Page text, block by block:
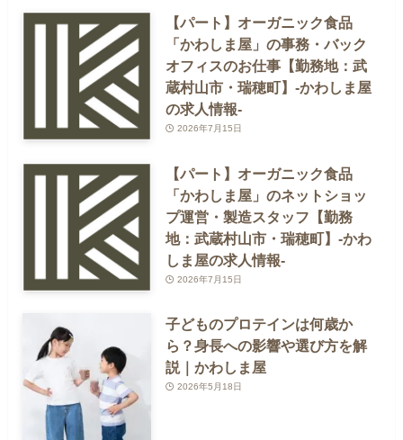
【パート】オーガニック食品
「かわしま屋」の事務・バック
オフィスのお仕事【勤務地：武
蔵村山市・瑞穂町】-かわしま屋
の求人情報-
2026年7月15日
【パート】オーガニック食品
「かわしま屋」のネットショッ
プ運営・製造スタッフ【勤務
地：武蔵村山市・瑞穂町】-かわ
しま屋の求人情報-
2026年7月15日
子どものプロテインは何歳か
ら？身長への影響や選び方を解
説｜かわしま屋
2026年5月18日